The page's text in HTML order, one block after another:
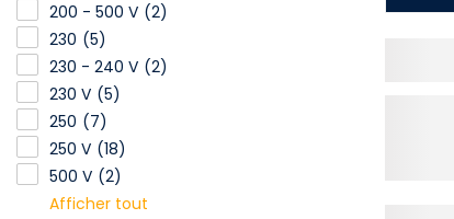
200 - 500 V (2)
230 (5)
230 - 240 V (2)
230 V (5)
250 (7)
250 V (18)
500 V (2)
Afficher tout